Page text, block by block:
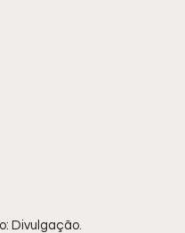
Divulgação.